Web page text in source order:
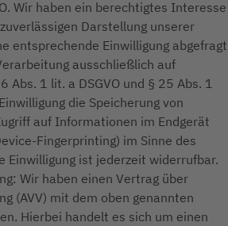
Wir haben ein berechtigtes Interesse
Darstellung unserer
entsprechende Einwilligung abgefragt
ausschließlich auf
Abs. 1 lit. a DSGVO und § 25 Abs. 1
die Speicherung von
auf Informationen im Endgerät
Fingerprinting) im Sinne des
Einwilligung ist jederzeit widerrufbar.
Wir haben einen Vertrag über
(AVV) mit dem oben genannten
Hierbei handelt es sich um einen